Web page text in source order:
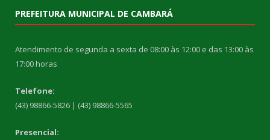
PREFEITURA MUNICIPAL DE CAMBARÁ
Atendimento de segunda a sexta de 08:00 às 12:00 e das 13:00 às
17:00 horas
Telefone:
(43) 98866-5826 | (43) 98866-5565
Presencial: